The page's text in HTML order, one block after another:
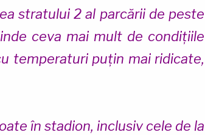
stratului 2 al parcării de peste
ceva mai mult de condițiile
temperaturi puțin mai ridicate,
în stadion, inclusiv cele de la